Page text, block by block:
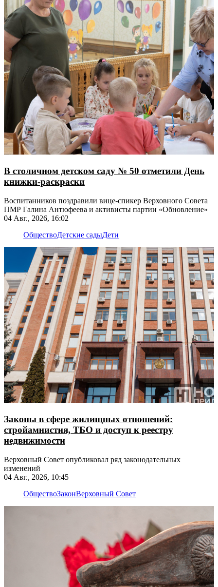
В столичном детском саду № 50 отметили День
книжки-раскраски
Воспитанников поздравили вице-спикер Верховного Совета
ПМР Галина Антюфеева и активисты партии «Обновление»
04 Авг., 2026, 16:02
ОбществоДетские садыДети
Законы в сфере жилищных отношений:
стройамнистия, ТБО и доступ к реестру
недвижимости
Верховный Совет опубликовал ряд законодательных
изменений
04 Авг., 2026, 10:45
ОбществоЗаконВерховный Совет